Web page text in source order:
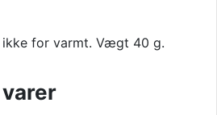
for varmt. Vægt 40 g.